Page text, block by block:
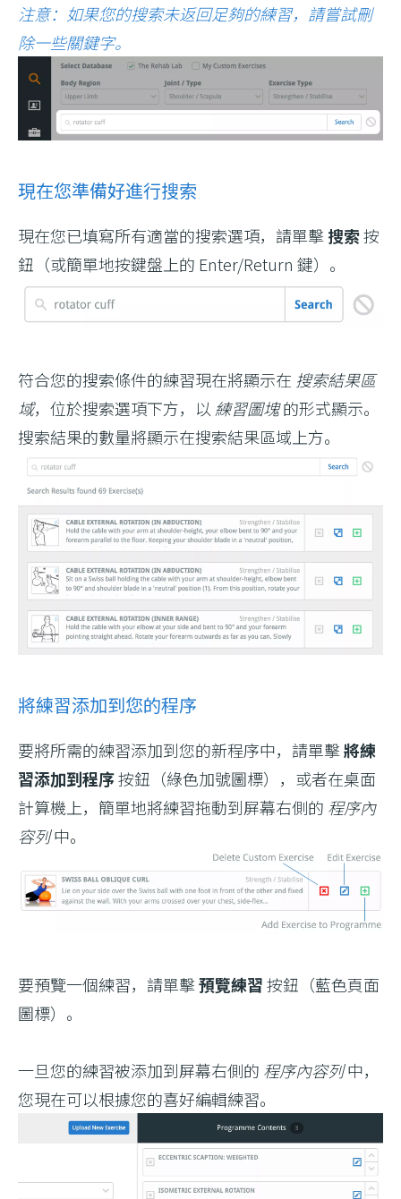
注意：如果您的搜索未返回足夠的練習，請嘗試刪
除一些關鍵字。
現在您準備好進行搜索
現在您已填寫所有適當的搜索選項，請單擊搜索按
鈕（或簡單地按鍵盤上的 Enter/Return 鍵）。
符合您的搜索條件的練習現在將顯示在 搜索結果區
域，位於搜索選項下方，以 練習圖塊的形式顯示。
搜索結果的數量將顯示在搜索結果區域上方。
將練習添加到您的程序
要將所需的練習添加到您的新程序中，請單擊將練
習添加到程序按鈕（綠色加號圖標），或者在桌面
計算機上，簡單地將練習拖動到屏幕右側的 程序內
容列中。
要預覽一個練習，請單擊預覽練習按鈕（藍色頁面
圖標）。
一旦您的練習被添加到屏幕右側的 程序內容列中，
您現在可以根據您的喜好編輯練習。